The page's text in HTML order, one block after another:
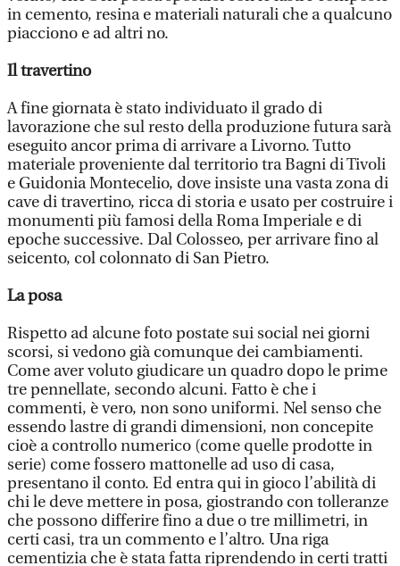
in cemento, resina e materiali naturali che a qualcuno
piacciono e ad altri no.
Il travertino
A fine giornata è stato individuato il grado di
lavorazione che sul resto della produzione futura sarà
eseguito ancor prima di arrivare a Livorno. Tutto
materiale proveniente dal territorio tra Bagni di Tivoli
e Guidonia Montecelio, dove insiste una vasta zona di
cave di travertino, ricca di storia e usato per costruire i
monumenti più famosi della Roma Imperiale e di
epoche successive. Dal Colosseo, per arrivare fino al
seicento, col colonnato di San Pietro.
La posa
Rispetto ad alcune foto postate sui social nei giorni
scorsi, si vedono già comunque dei cambiamenti.
Come aver voluto giudicare un quadro dopo le prime
tre pennellate, secondo alcuni. Fatto è che i
commenti, è vero, non sono uniformi. Nel senso che
essendo lastre di grandi dimensioni, non concepite
cioè a controllo numerico (come quelle prodotte in
serie) come fossero mattonelle ad uso di casa,
presentano il conto. Ed entra qui in gioco l’abilità di
chi le deve mettere in posa, giostrando con tolleranze
che possono differire fino a due o tre millimetri, in
certi casi, tra un commento e l’altro. Una riga
cementizia che è stata fatta riprendendo in certi tratti